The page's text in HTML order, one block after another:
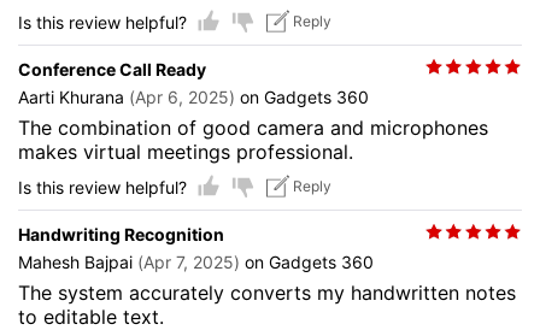
Is this review helpful? Reply
Conference Call Ready
Aarti Khurana (Apr 6, 2025) on Gadgets 360
The combination of good camera and microphones
makes virtual meetings professional.
Is this review helpful? Reply
Handwriting Recognition
Mahesh Bajpai (Apr 7, 2025) on Gadgets 360
The system accurately converts my handwritten notes
to editable text.